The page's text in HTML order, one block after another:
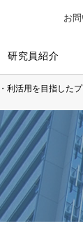
研究員紹介
お
利活用を目指した